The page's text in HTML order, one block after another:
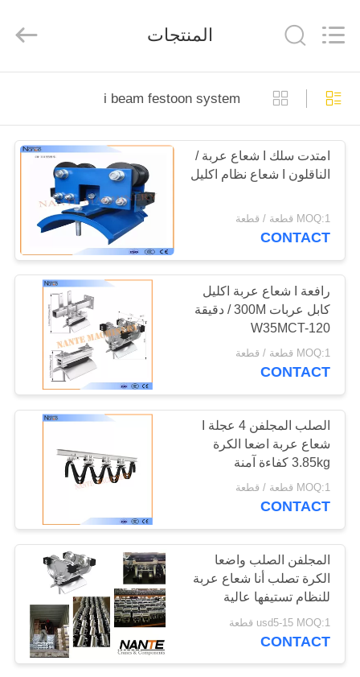
الصفحة
الرئيسية
منتجات
حول
جولة
في
المعمل
ضبط
الجودة
اتصل
طلب
اقتباس
COMPANY
NEWS
Lifting
Eqiupment
Rights
المنتجات
i beam festoon system
امتدت سلك I شعاع عربة /
الناقلون I شعاع نظام اكليل
MOQ:1 قطعة / قطعة
CONTACT
رافعة I شعاع عربة اكليل
كابل عربات 300M / دقيقة
W35MCT-120
MOQ:1 قطعة / قطعة
CONTACT
شعاع عربة اضعا الكرة
3.85kg كفاءة آمنة
MOQ:1 قطعة / قطعة
CONTACT
المجلفن الصلب واضعا
الكرة تصلب أنا شعاع عربة
للنظام تستيفها عالية
السعة
usd5-15 MOQ:1 قطعة
CONTACT